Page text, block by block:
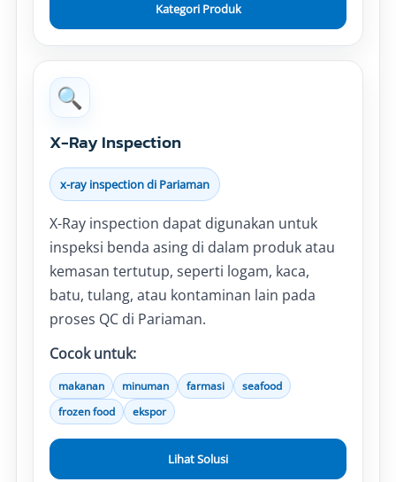
Kategori Produk
🔍
X-Ray Inspection
x-ray inspection di Pariaman
X-Ray inspection dapat digunakan untuk
inspeksi benda asing di dalam produk atau
kemasan tertutup, seperti logam, kaca,
batu, tulang, atau kontaminan lain pada
proses QC di Pariaman.
Cocok untuk:
makanan minuman farmasi
seafood
frozen food
ekspor
Lihat Solusi